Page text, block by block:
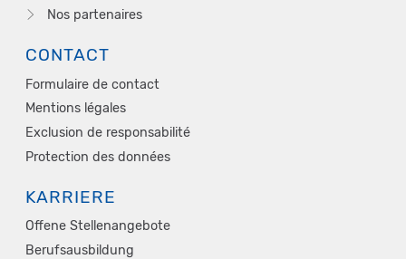
Nos partenaires
CONTACT
Formulaire de contact
Mentions légales
Exclusion de responsabilité
Protection des données
KARRIERE
Offene Stellenangebote
Berufsausbildung